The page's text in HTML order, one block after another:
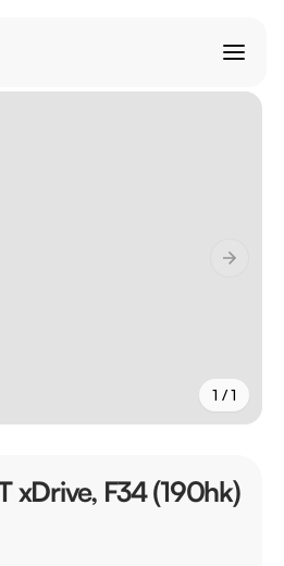
1 / 1
xDrive, F34 (190hk)